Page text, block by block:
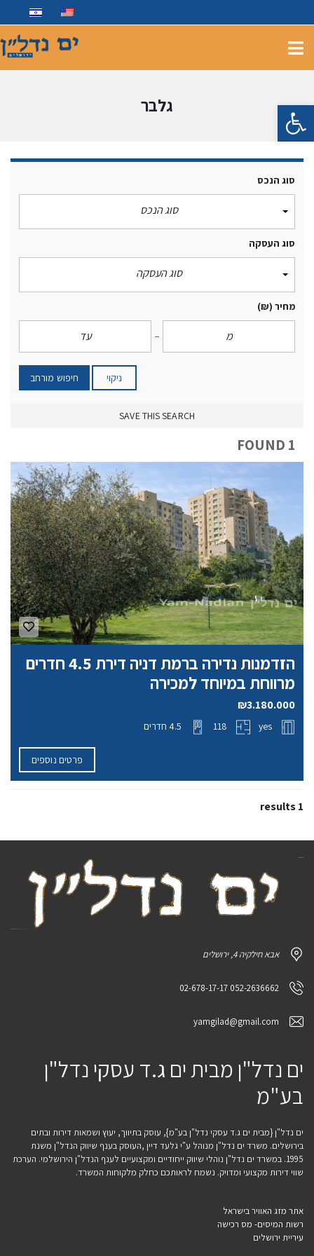
פתח סרגל נגישות גלבר
סוג הנכס
סוג הנכס
סוג העסקה
סוג העסקה
מחיר (₪)
ניקוי חיפוש מורחב
SAVE THIS SEARCH
1 FOUND
הזדמנות נדירה ברמת דניה דירת 4.5 חדרים
מרווחת במיוחד למכירה
₪3.180.000
yes
118 4.5 חדרים
פרטים נוספים
1 results
אבא חילקיה 4, ירושלים
052-2636662 02-678-17-17
yamgilad@gmail.com
ים נדל"ן מבית ים ג.ד עסקי נדל"ן
בע"מ
ים נדל"ן {מבית ים ג.ד עסקי נדל"ן בע"מ}, עוסק בתיווך, יעוץ ושמאות דירות ובתים
בירושלים. משרד ים נדל"ן מנוהל ע"י גלעד דיין ,העוסק בענף שיווק הנדל"ן משנת
1995. במשרד ים נדל"ן נוהלי שיווק ייחודיים ומקצועיים לענף הנדל"ן הירושלמי. הערכת
שווי דירות מקצועי ומדויק. נשמח לראותכם כחלק מלקוחות המשרד.
אתר מזג האוויר בישראל
רשות המיסים- מס רכישה
עיריית ירושלים